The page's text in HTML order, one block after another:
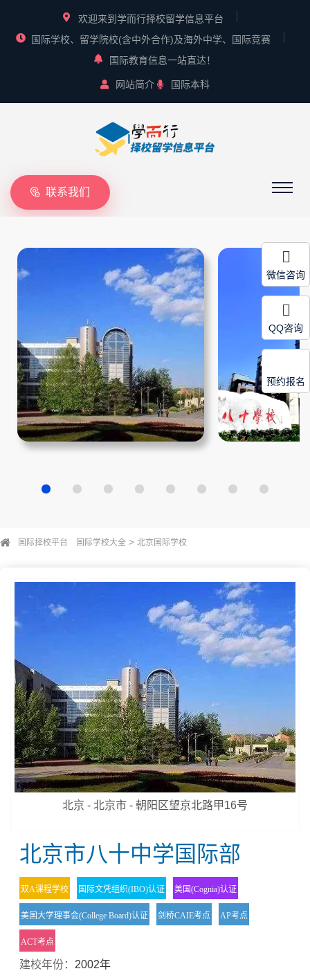
欢迎来到学而行择校留学信息平台
国际学校、留学院校(含中外合作)及海外中学、国际竞赛
国际教育信息一站直达！
网站简介 国际本科
联系我们
国际择校平台 国际学校大全 > 北京国际学校
北京 - 北京市 - 朝阳区望京北路甲16号
北京市八十中学国际部
双A课程学校 国际文凭组织(IBO)认证 美国(Cognia)认证
美国大学理事会(College Board)认证 剑桥CAIE考点 AP考点
ACT考点
建校年份： 2002年
微信咨询
QQ咨询
预约报名